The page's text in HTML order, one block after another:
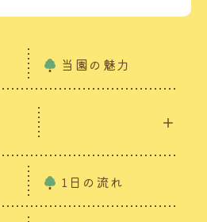
当園の魅力
1日の流れ